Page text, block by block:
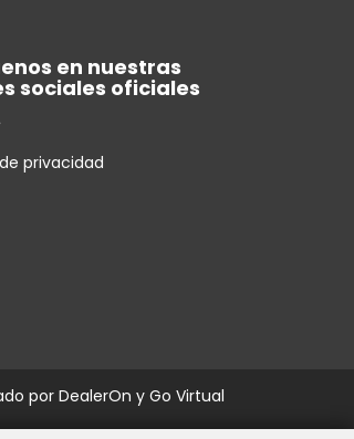
en nuestras
sociales oficiales
privacidad
por DealerOn y Go Virtual